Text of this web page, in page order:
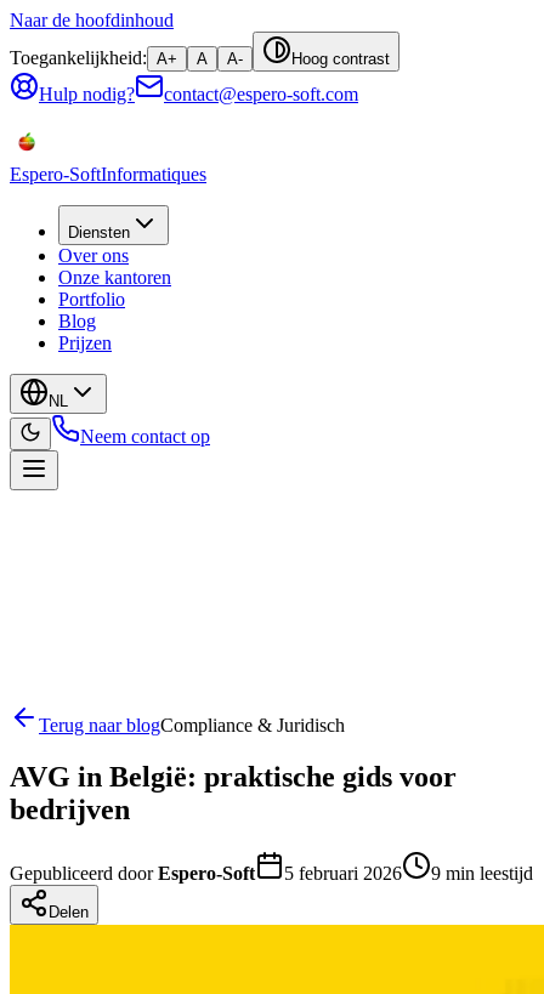
Naar de hoofdinhoud
Toegankelijkheid: A+ A A- Hoog contrast
Hulp nodig? contact@espero-soft.com
Espero-SoftInformatiques
Diensten
Over ons
Onze kantoren
Portfolio
Blog
Prijzen
NL
Neem contact op
Terug naar blogCompliance & Juridisch
AVG in België: praktische gids voor
bedrijven
Gepubliceerd door Espero-Soft 5 februari 2026 9 min leestijd
Delen